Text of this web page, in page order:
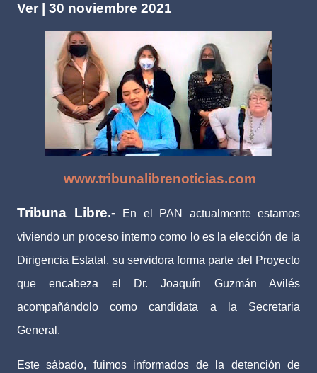
Ver | 30 noviembre 2021
www.tribunalibrenoticias.com
Tribuna Libre.-
En el PAN actualmente estamos
viviendo un proceso interno como lo es la elección de la
Dirigencia Estatal, su servidora forma parte del Proyecto
que encabeza el Dr. Joaquín Guzmán Avilés
acompañándolo como candidata a la Secretaria
General.
Este sábado, fuimos informados de la detención de